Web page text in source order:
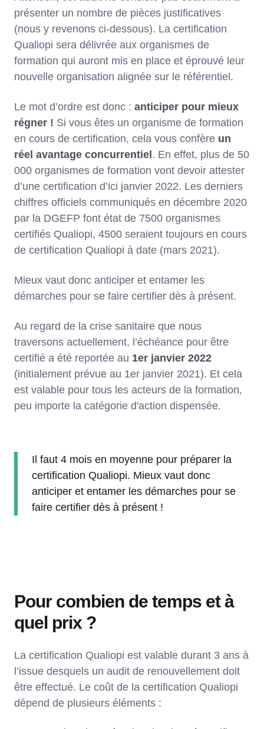
présenter un nombre de pièces justificatives
(nous y revenons ci-dessous). La certification
Qualiopi sera délivrée aux organismes de
formation qui auront mis en place et éprouvé leur
nouvelle organisation alignée sur le référentiel.
Le mot d’ordre est donc : anticiper pour mieux
régner ! Si vous êtes un organisme de formation
en cours de certification, cela vous confère un
réel avantage concurrentiel. En effet, plus de 50
000 organismes de formation vont devoir attester
d’une certification d’ici janvier 2022. Les derniers
chiffres officiels communiqués en décembre 2020
par la DGEFP font état de 7500 organismes
certifiés Qualiopi, 4500 seraient toujours en cours
de certification Qualiopi à date (mars 2021).
Mieux vaut donc anticiper et entamer les
démarches pour se faire certifier dès à présent.
Au regard de la crise sanitaire que nous
traversons actuellement, l’échéance pour être
certifié a été reportée au 1er janvier 2022
(initialement prévue au 1er janvier 2021). Et cela
est valable pour tous les acteurs de la formation,
peu importe la catégorie d'action dispensée.
Il faut 4 mois en moyenne pour préparer la
certification Qualiopi. Mieux vaut donc
anticiper et entamer les démarches pour se
faire certifier dès à présent !
Pour combien de temps et à
quel prix ?
La certification Qualiopi est valable durant 3 ans à
l’issue desquels un audit de renouvellement doit
être effectué. Le coût de la certification Qualiopi
dépend de plusieurs éléments :